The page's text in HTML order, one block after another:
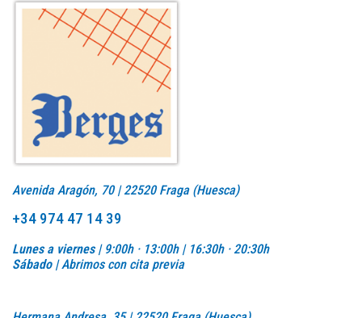
Avenida Aragón, 70 | 22520 Fraga (Huesca)
+34 974 47 14 39
Lunes a viernes | 9:00h · 13:00h | 16:30h · 20:30h
Sábado |Abrimos con cita previa